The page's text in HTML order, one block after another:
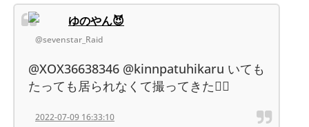
ゆのやん😈
@sevenstar_Raid
@XOX36638346 @kinnpatuhikaru いても
たっても居られなくて撮ってきた🙆‍♂️
2022-07-09 16:33:10